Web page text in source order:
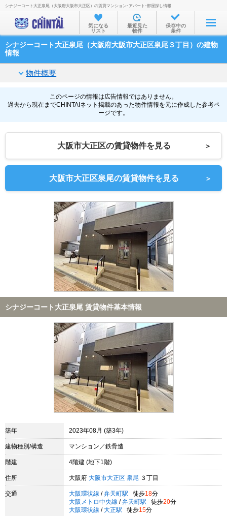
お部屋を探す
沿線・駅から
物件特集から
TOP
シナジーコート大正泉尾（大阪府大阪市大正区）の賃貸マンション･アパート･部屋探し情報
気になる
リスト
最近見た
物件
保存中の
条件
シナジーコート大正泉尾（大阪府大阪市大正区泉尾３丁目）の建物
情報
物件概要
このページの情報は広告情報ではありません。
過去から現在までCHINTAIネット掲載のあった物件情報を元に作成した参考ペ
ージです。
大阪市大正区の賃貸物件を見る ＞
大阪市大正区泉尾の賃貸物件を見る ＞
シナジーコート大正泉尾 賃貸物件基本情報
築年 2023年08月 (築3年)
建物種別/構造 マンション／鉄骨造
階建 4階建 (地下1階)
住所 大阪府 大阪市大正区 泉尾 ３丁目
交通 大阪環状線 / 弁天町駅 徒歩18分
大阪メトロ中央線 / 弁天町駅 徒歩20分
大阪環状線 / 大正駅 徒歩15分